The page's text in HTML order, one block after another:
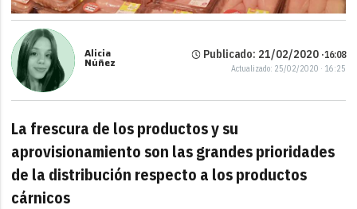
Alicia
Núñez
Publicado: 21/02/2020 ·16:08
Actualizado: 25/02/2020 · 16:25
La frescura de los productos y su
aprovisionamiento son las grandes prioridades
de la distribución respecto a los productos
cárnicos